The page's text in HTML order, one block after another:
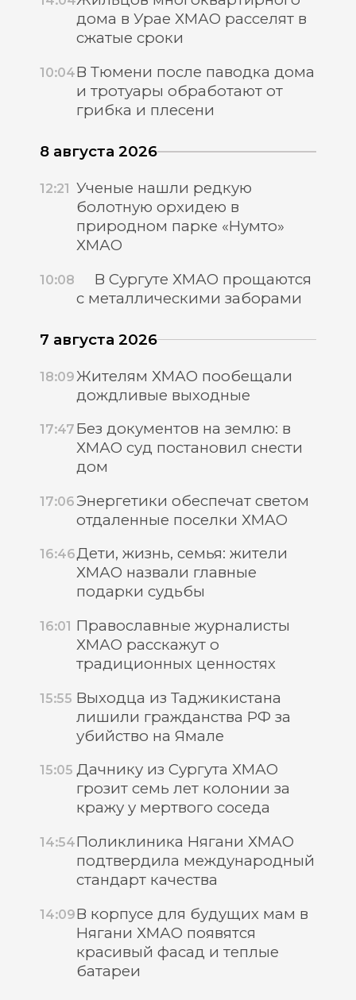
дома в Урае ХМАО расселят в
сжатые сроки
10:04В Тюмени после паводка дома
и тротуары обработают от
грибка и плесени
8 августа 2026
12:21 Ученые нашли редкую
болотную орхидею в
природном парке «Нумто»
ХМАО
10:08
В Сургуте ХМАО прощаются
с металлическими заборами
7 августа 2026
18:09 Жителям ХМАО пообещали
дождливые выходные
17:47 Без документов на землю: в
ХМАО суд постановил снести
дом
17:06 Энергетики обеспечат светом
отдаленные поселки ХМАО
16:46Дети, жизнь, семья: жители
ХМАО назвали главные
подарки судьбы
16:01 Православные журналисты
ХМАО расскажут о
традиционных ценностях
15:55 Выходца из Таджикистана
лишили гражданства РФ за
убийство на Ямале
15:05 Дачнику из Сургута ХМАО
грозит семь лет колонии за
кражу у мертвого соседа
14:54Поликлиника Нягани ХМАО
подтвердила международный
стандарт качества
14:09В корпусе для будущих мам в
Нягани ХМАО появятся
красивый фасад и теплые
батареи